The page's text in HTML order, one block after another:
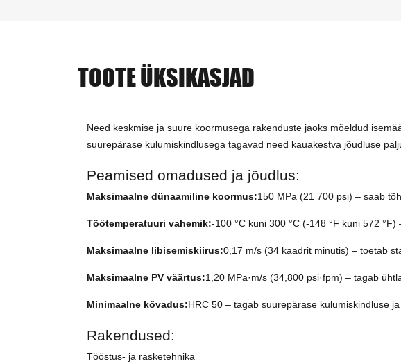
TOOTE ÜKSIKASJAD
Need keskmise ja suure koormusega rakenduste jaoks mõeldud
suurepärase kulumiskindlusega tagavad need kauakestva jõudluse
Peamised omadused ja jõudlus:
Maksimaalne dünaamiline koormus:150 MPa (21 700 psi) – saab
Töötemperatuuri vahemik:-100 °C kuni 300 °C (-148 °F kuni 572
Maksimaalne libisemiskiirus:0,17 m/s (34 kaadrit minutis) – toetab
Maksimaalne PV väärtus:1,20 MPa·m/s (34,800 psi·fpm) – tagab
Minimaalne kõvadus:HRC 50 – tagab suurepärase kulumiskindluse ja
Rakendused:
Tööstus- ja rasketehnika